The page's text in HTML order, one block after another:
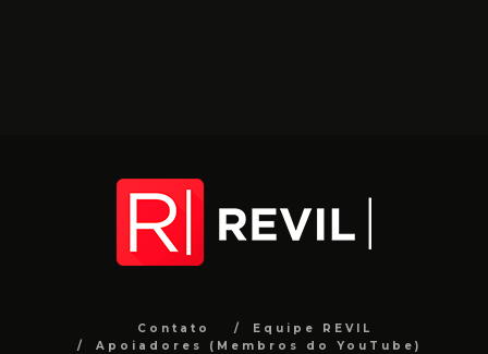
Contato
Equipe REVIL
Apoiadores (Membros do YouTube)